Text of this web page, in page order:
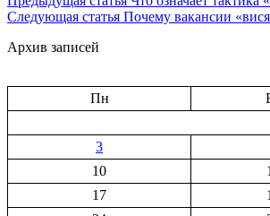
Следующая статья Почему вакансии
Архив записей
Пн
3
10
17